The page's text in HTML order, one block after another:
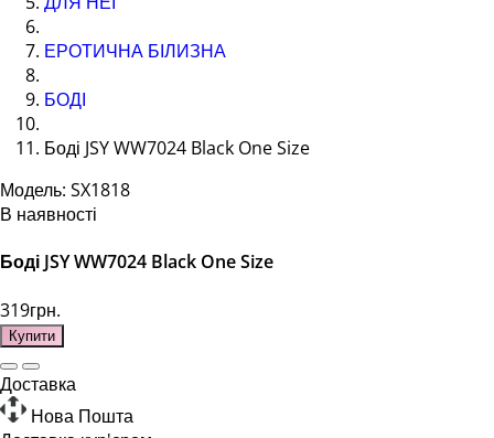
ЕРОТИЧНА БІЛИЗНА
БОДІ
Боді JSY WW7024 Black One Size
Модель: SX1818
В наявності
Боді JSY WW7024 Black One Size
319грн.
Купити
Доставка
Нова Пошта